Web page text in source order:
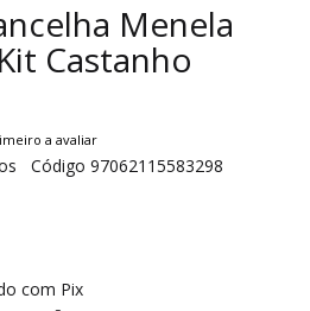
Menela
Castanho
a avaliar
Código 97062115583298
com Pix